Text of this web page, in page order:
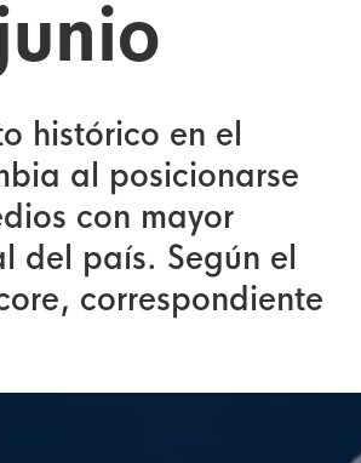
histórico en el
al posicionarse
con mayor
del país. Según el
correspondiente